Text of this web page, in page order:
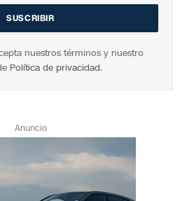
nuestros términos y nuestro
Política de privacidad.
Anuncio